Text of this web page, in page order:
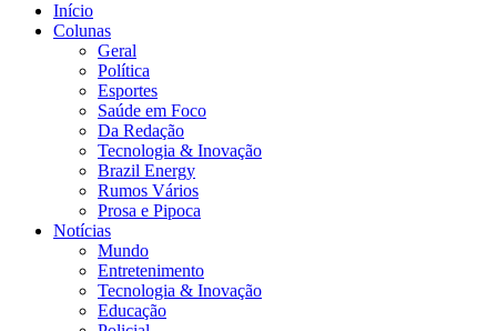
Início
Colunas
Geral
Política
Esportes
Saúde em Foco
Da Redação
Tecnologia & Inovação
Brazil Energy
Rumos Vários
Prosa e Pipoca
Notícias
Mundo
Entretenimento
Tecnologia & Inovação
Educação